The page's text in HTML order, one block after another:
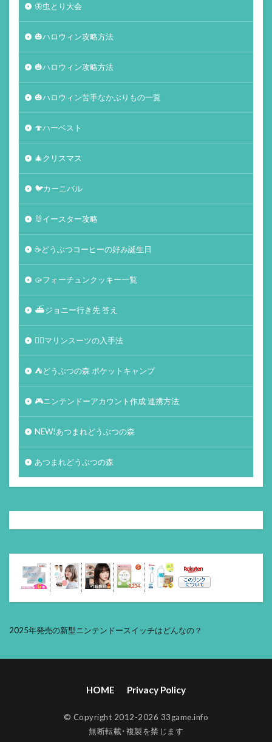
🦋虫とり大会
🎃ハロウィン攻略方法
🎃ハロウィン攻略方法
🎃ハロウィン苦手なかぶりもの一覧
🍄ハーベスト
🎄クリスマス
🐦カーニバル
🐰イースター攻略
☕️どうぶつコーヒーの好み誕生日
🥠フォーチュンクッキー一覧
⛴ジョニー行き先 答え
🏄‍♀️マリンスーツの入手法
⛺どうぶつの森 ポケットキャンプ
🎮ニンテンドーアカウント作成 連携方法
NEW!あつまれどうぶつの森
あつまれどうぶつの森
2025年発売の新型ニンテンドースイッチはどんなの？
HOME Privacy Policy
© Copyright 2012-2026 33game.info
無断転載･複製を禁じます